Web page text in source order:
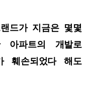
드가 지금은 몇몇
아파트의 개발로
훼손되었다 해도